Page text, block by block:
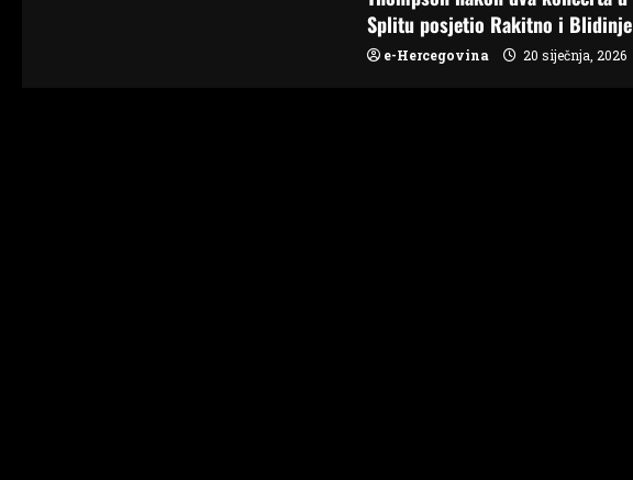
Splitu posjetio Rakitno i Blidinje
e-Hercegovina 20 siječnja, 2026